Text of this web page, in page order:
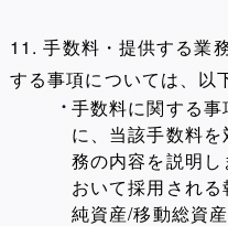
11. 手数料・提供する業
する事項については、以
手数料に関する
に、当該手数料
務の内容を説明
おいて採用され
純資産/移動総資